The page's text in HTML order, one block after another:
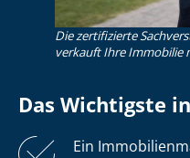
Die zertifizierte
verkauft Ihre Immobilie
Das Wichtigste
Ein